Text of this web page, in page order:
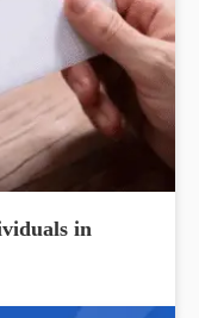
in